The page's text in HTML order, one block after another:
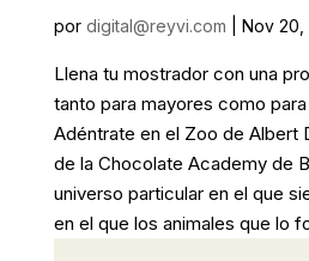
por digital@reyvi.com Nov 20,
Llena tu mostrador con una
tanto para mayores como
Adéntrate en el Zoo de Albert
de la Chocolate Academy de
universo particular en el que
en el que los animales que lo